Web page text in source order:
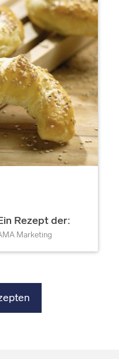
Rezept der:
Marketing